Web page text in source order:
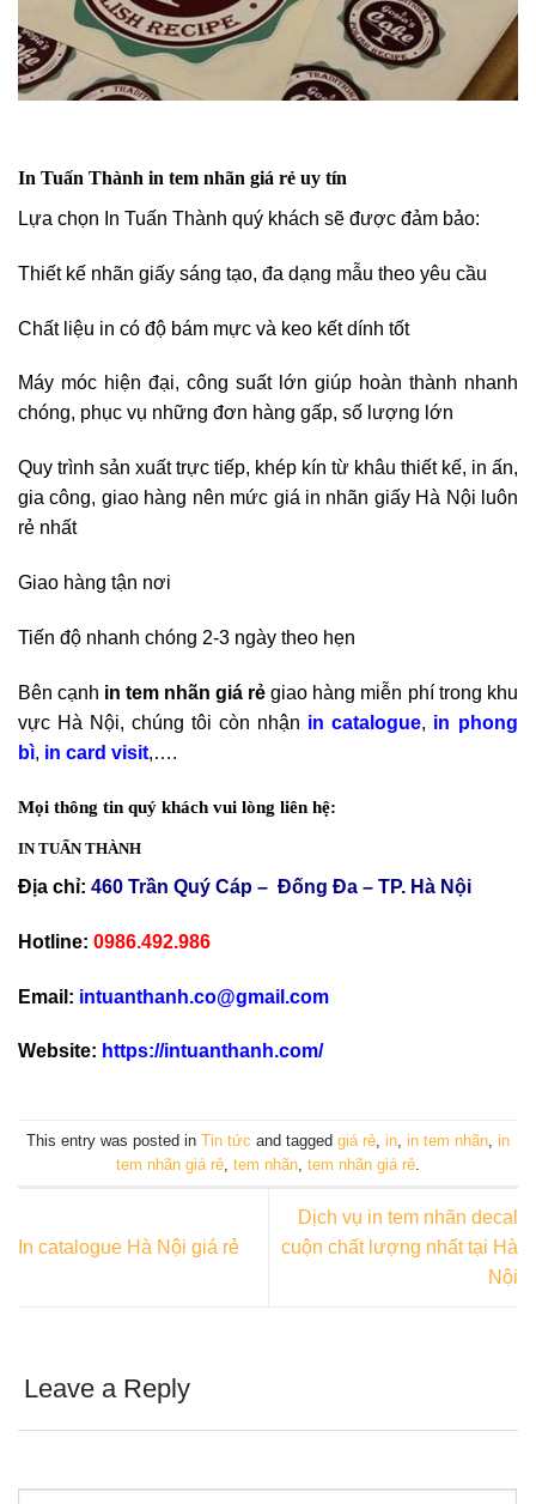
In Tuấn Thành in tem nhãn giá rẻ uy tín
Lựa chọn In Tuấn Thành quý khách sẽ được đảm bảo:
Thiết kế nhãn giấy sáng tạo, đa dạng mẫu theo yêu cầu
Chất liệu in có độ bám mực và keo kết dính tốt
Máy móc hiện đại, công suất lớn giúp hoàn thành nhanh
chóng, phục vụ những đơn hàng gấp, số lượng lớn
Quy trình sản xuất trực tiếp, khép kín từ khâu thiết kế, in ấn,
gia công, giao hàng nên mức giá in nhãn giấy Hà Nội luôn
rẻ nhất
Giao hàng tận nơi
Tiến độ nhanh chóng 2-3 ngày theo hẹn
Bên cạnh in tem nhãn giá rẻ giao hàng miễn phí trong khu
vực Hà Nội, chúng tôi còn nhận in catalogue, in phong
bì, in card visit,….
Mọi thông tin quý khách vui lòng liên hệ:
IN TUẤN THÀNH
Địa chỉ: 460 Trần Quý Cáp – Đống Đa – TP. Hà Nội
Hotline: 0986.492.986
Email: intuanthanh.co@gmail.com
Website: https://intuanthanh.com/
This entry was posted in Tin tức and tagged giá rẻ in in tem nhãn in
tem nhãn giá rẻ tem nhãn tem nhãn giá rẻ
In catalogue Hà Nội giá rẻ
Dịch vụ in tem nhãn decal
cuộn chất lượng nhất tại Hà
Nội
Leave a Reply